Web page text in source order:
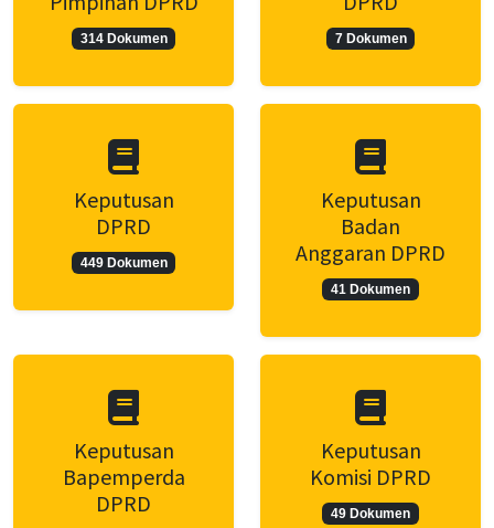
314 Dokumen 7 Dokumen
Keputusan
DPRD
449 Dokumen
Keputusan
Badan
Anggaran DPRD
41 Dokumen
Keputusan
Bapemperda
DPRD
Keputusan
Komisi DPRD
49 Dokumen